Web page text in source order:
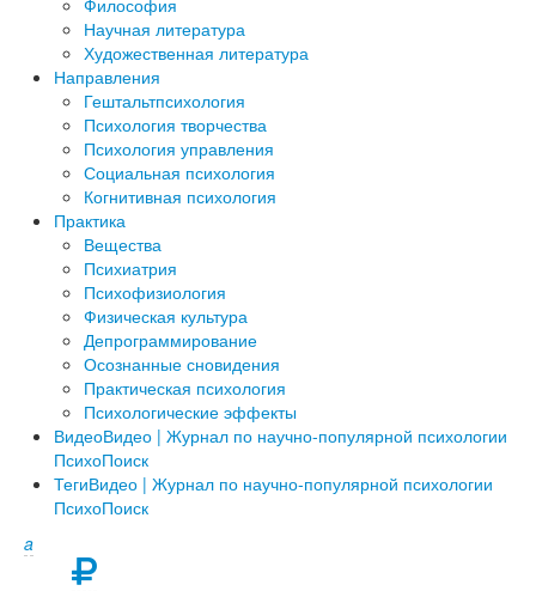
Научная литература
Художественная литература
Направления
Гештальтпсихология
Психология творчества
Психология управления
Социальная психология
Когнитивная психология
Практика
Вещества
Психиатрия
Психофизиология
Физическая культура
Депрограммирование
Осознанные сновидения
Практическая психология
Психологические эффекты
ВидеоВидео | Журнал по научно-популярной психологии
ПсихоПоиск
ТегиВидео | Журнал по научно-популярной психологии
ПсихоПоиск
a